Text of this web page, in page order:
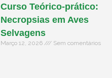
Curso Teórico-prático:
Necropsias em Aves
Selvagens
Março 12, 2026 Sem comentários